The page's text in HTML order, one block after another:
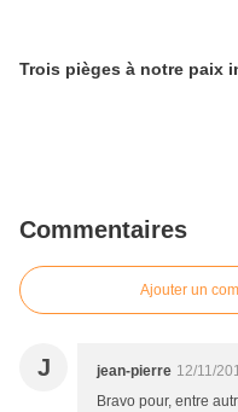
Trois pièges à notre paix
Commentaires
Ajouter un
J jean-pierre 12/11/
Bravo pour, entre